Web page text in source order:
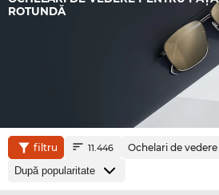
ROTUNDĂ
filtru 11.446 Ochelari de vedere